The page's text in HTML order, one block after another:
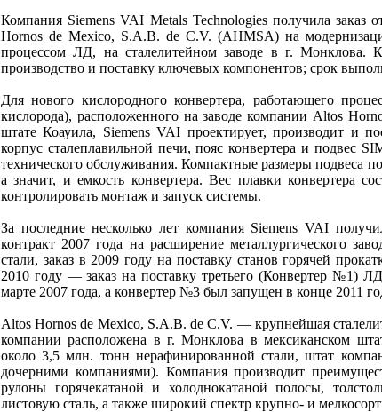
Компания Siemens VAI Metals Technologies получила заказ
Hornos de Mexico, S.A.B. de C.V. (AHMSA) на
процессом ЛД, на сталелитейном заводе в г. Монклова.
производство и поставку ключевых компонентов; срок
Для нового кислородного конвертера, работающего
кислорода), расположенного на заводе компании Altos
штате Коауила, Siemens VAI проектирует, производит и
корпус сталеплавильной печи, пояс конвертера и подвес
технического обслуживания. Компактные размеры подвеса
а значит, и емкость конвертера. Вес плавки конвертера
контролировать монтаж и запуск системы.
За последние несколько лет компания Siemens VAI
контракт 2007 года на расширение металлургического
стали, заказ в 2009 году на поставку станов горячей
2010 году — заказ на поставку третьего (Конвертер №1)
марте 2007 года, а конвертер №3 был запущен в конце 2011
Altos Hornos de Mexico, S.A.B. de C.V. — крупнейшая
компании расположена в г. Монклова в мексиканском
около 3,5 млн. тонн нерафинированной стали, штат
дочерними компаниями). Компания производит
рулоны горячекатаной и холоднокатаной полосы,
листовую сталь, а также широкий спектр крупно- и